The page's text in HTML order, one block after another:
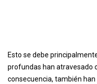
Esto se debe
profundas han atravesado
consecuencia, también